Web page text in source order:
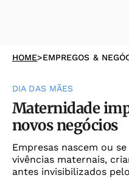
HOME>EMPREGOS &
DIA DAS MÃES
Maternidade
novos negócios
Empresas nascem ou
vivências maternais,
antes invisibilizados